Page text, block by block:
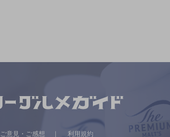
ご意見・ご感想 利用規約